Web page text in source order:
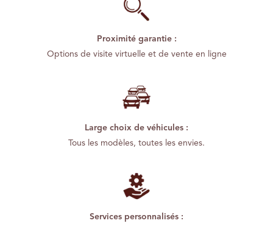
Proximité garantie :
Options de visite virtuelle et de vente en ligne
Large choix de véhicules :
Tous les modèles, toutes les envies.
Services personnalisés :